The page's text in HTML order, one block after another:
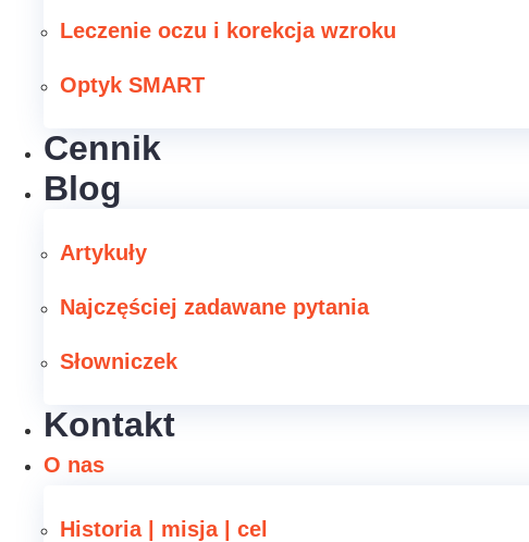
Leczenie oczu i korekcja wzroku
Optyk SMART
Cennik
Blog
Artykuły
Najczęściej zadawane pytania
Słowniczek
Kontakt
O nas
Historia | misja | cel